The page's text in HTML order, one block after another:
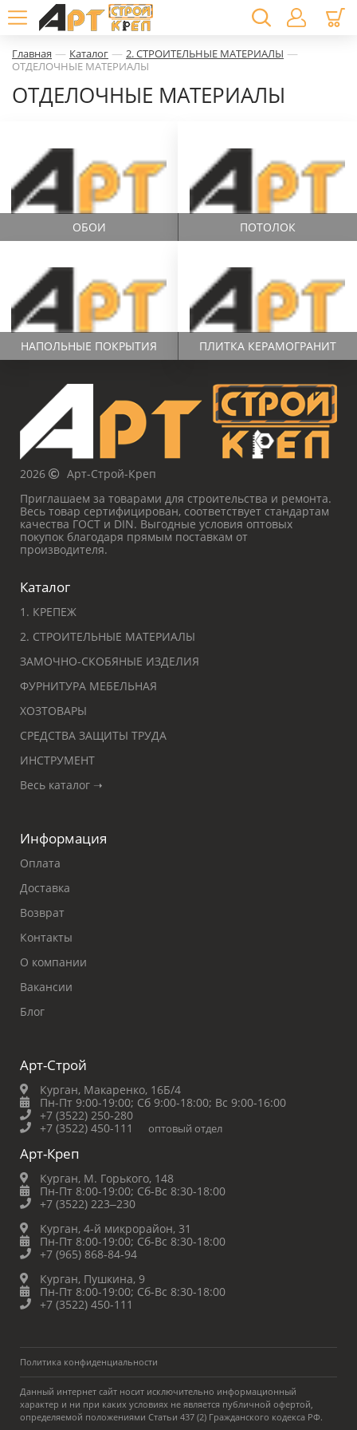
Главная — Каталог — 2. СТРОИТЕЛЬНЫЕ МАТЕРИАЛЫ —
ОТДЕЛОЧНЫЕ МАТЕРИАЛЫ
ОТДЕЛОЧНЫЕ МАТЕРИАЛЫ
ОБОИ ПОТОЛОК
НАПОЛЬНЫЕ ПОКРЫТИЯ ПЛИТКА КЕРАМОГРАНИТ
2026
Арт-Строй-Креп
Приглашаем за товарами для строительства и ремонта.
Весь товар сертифицирован, соответствует стандартам
качества ГОСТ и DIN. Выгодные условия оптовых
покупок благодаря прямым поставкам от
производителя.
Каталог
1. КРЕПЕЖ
2. СТРОИТЕЛЬНЫЕ МАТЕРИАЛЫ
ЗАМОЧНО-СКОБЯНЫЕ ИЗДЕЛИЯ
ФУРНИТУРА МЕБЕЛЬНАЯ
ХОЗТОВАРЫ
СРЕДСТВА ЗАЩИТЫ ТРУДА
ИНСТРУМЕНТ
Весь каталог ➝
Информация
Оплата
Доставка
Возврат
Контакты
О компании
Вакансии
Блог
Арт-Строй
Курган, Макаренко, 16Б/4
Пн-Пт 9:00-19:00; Сб 9:00-18:00; Вс 9:00-16:00
+7 (3522) 250-280
+7 (3522) 450-111
оптовый отдел
Арт-Креп
Курган, М. Горького, 148
Пн-Пт 8:00-19:00; Сб-Вс 8:30-18:00
+7 (3522) 223‒230
Курган, 4-й микрорайон, 31
Пн-Пт 8:00-19:00; Сб-Вс 8:30-18:00
+7 (965) 868-84-94
Курган, Пушкина, 9
Пн-Пт 8:00-19:00; Сб-Вс 8:30-18:00
+7 (3522) 450-111
Политика конфиденциальности
Данный интернет сайт носит исключительно информационный
характер и ни при каких условиях не является публичной офертой,
определяемой положениями Статьи 437 (2) Гражданского кодекса РФ.